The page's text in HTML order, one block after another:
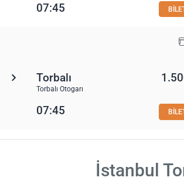
07:45
Torbalı
Torbalı Otogarı
07:45
İstanbul